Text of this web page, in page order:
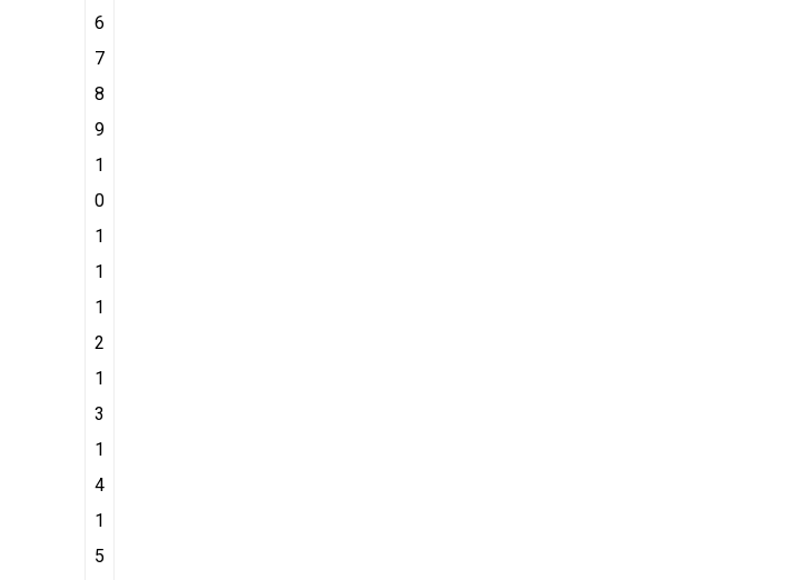
6
7
8
9
1
0
1
1
1
2
1
3
1
4
1
5